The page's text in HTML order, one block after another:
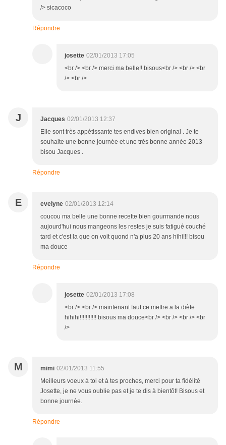
/> sicacoco
Répondre
josette 02/01/2013 17:05
<br /> <br /> merci ma belle!! bisous<br /> <br /> <br
/> <br />
J Jacques 02/01/2013 12:37
Elle sont très appétissante tes endives bien original . Je te
souhaite une bonne journée et une très bonne année 2013
bisou Jacques .
Répondre
E evelyne 02/01/2013 12:14
coucou ma belle une bonne recette bien gourmande nous
aujourd'hui nous mangeons les restes je suis fatigué couché
tard et c'est la que on voit quond n'a plus 20 ans hihi!!! bisou
ma douce
Répondre
josette 02/01/2013 17:08
<br /> <br /> maintenant faut ce mettre a la diète
hihihi!!!!!!!!!!! bisous ma douce<br /> <br /> <br /> <br
/>
M mimi 02/01/2013 11:55
Meilleurs voeux à toi et à tes proches, merci pour ta fidélité
Josette, je ne vous oublie pas et je te dis à bientôt! Bisous et
bonne journée.
Répondre